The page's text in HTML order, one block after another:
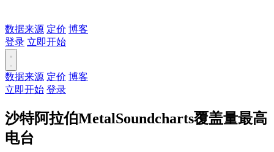
数据来源 定价 博客
登录 立即开始
数据来源 定价 博客
立即开始 登录
沙特阿拉伯MetalSoundcharts覆盖量最高
电台